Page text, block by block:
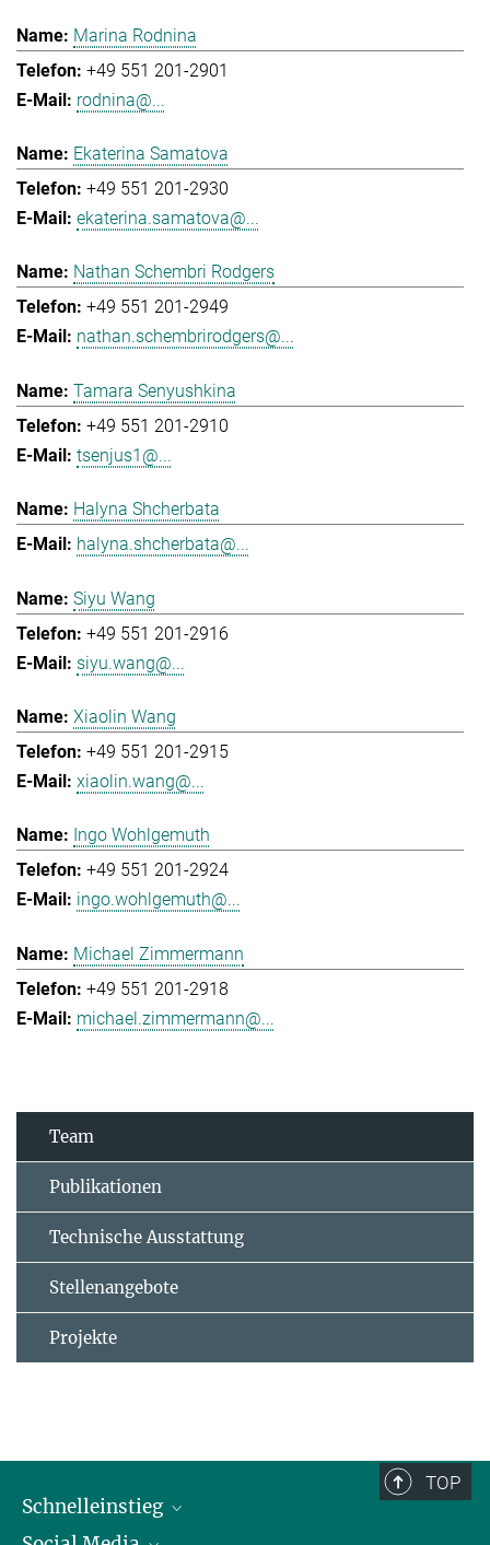
Marina Rodnina
+49 551 201-2901
rodnina@...
Ekaterina Samatova
+49 551 201-2930
ekaterina.samatova@...
Nathan Schembri Rodgers
+49 551 201-2949
nathan.schembrirodgers@...
Tamara Senyushkina
+49 551 201-2910
tsenjus1@...
Halyna Shcherbata
halyna.shcherbata@...
Siyu Wang
+49 551 201-2916
siyu.wang@...
Xiaolin Wang
+49 551 201-2915
xiaolin.wang@...
Ingo Wohlgemuth
+49 551 201-2924
ingo.wohlgemuth@...
Michael Zimmermann
+49 551 201-2918
michael.zimmermann@...
Team
Publikationen
Technische Ausstattung
Stellenangebote
Projekte
TOP
Schnelleinstieg